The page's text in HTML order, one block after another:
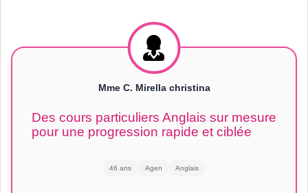
Mme C. Mirella christina
Des cours particuliers Anglais sur mesure
pour une progression rapide et ciblée
46 ans Agen Anglais